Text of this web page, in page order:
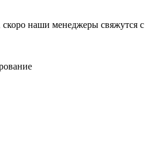
наши менеджеры свяжутся с